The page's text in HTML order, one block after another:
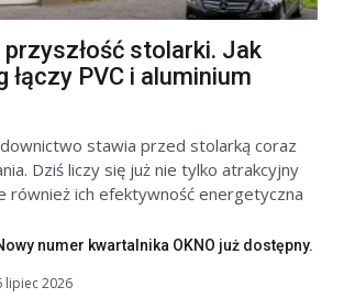
stolarki. Jak
łączy PVC i aluminium
stawia przed stolarką coraz
Dziś liczy się już nie tylko atrakcyjny
również ich efektywność energetyczna
numer kwartalnika OKNO już dostępny.
lipiec 2026